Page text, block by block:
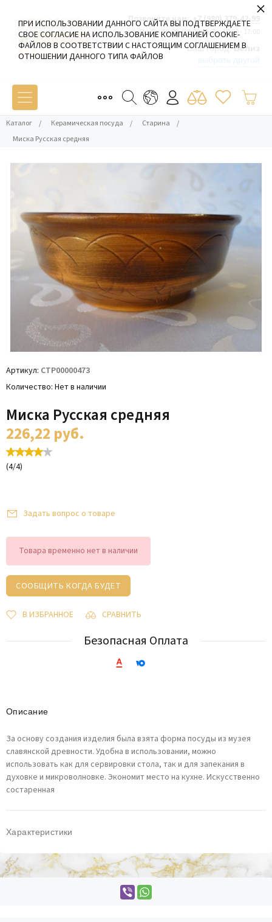
Позвоните нам: +7 (980) 379-42-99
Пн-Пт: 09:00 - 19:00 Сб-Вс: 10:00 - 17:00
Ваш город:Белиз
Каталог / Керамическая посуда / Старина
/
Миска Русская средняя
Артикул СТР00000473
Количество Нет в наличии
Миска Русская средняя
226,22 руб.
(4/4)
Задать вопрос о товаре
Товара временно нет в наличии
СООБЩИТЬ КОГДА БУДЕТ
В ИЗБРАННОЕ СРАВНИТЬ
Безопасная Оплата
Описание
За основу создания изделия была взята форма посуды из музея
славянской древности. Удобна в использовании, можно
использовать как для сервировки стола, так и для запекания в
духовке и микроволновке. Экономит место на кухне. Искусственно
состаренная
Характеристики
ПРИ ИСПОЛЬЗОВАНИИ ДАННОГО САЙТА ВЫ ПОДТВЕРЖДАЕТЕ
СВОЕ СОГЛАСИЕ НА ИСПОЛЬЗОВАНИЕ КОМПАНИЕЙ COOKIE-
ФАЙЛОВ В СООТВЕТСТВИИ С НАСТОЯЩИМ СОГЛАШЕНИЕМ В
ОТНОШЕНИИ ДАННОГО ТИПА ФАЙЛОВ
×